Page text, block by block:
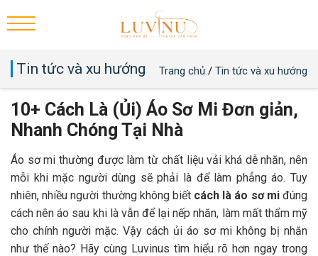
Tin tức và xu hướng Trang chủ / Tin tức và xu hướng
10+ Cách Là (Ủi) Áo Sơ Mi Đơn giản,
Nhanh Chóng Tại Nhà
Áo sơ mi thường được làm từ chất liệu vải khá dễ nhăn, nên
mỗi khi mặc người dùng sẽ phải là để làm phẳng áo. Tuy
nhiên, nhiều người thường không biết cách là áo sơ miđúng
cách nên áo sau khi là vẫn để lại nếp nhăn, làm mất thẩm mỹ
cho chính người mặc. Vậy cách ủi áo sơ mi không bị nhăn
như thế nào? Hãy cùng Luvinus tìm hiểu rõ hơn ngay trong